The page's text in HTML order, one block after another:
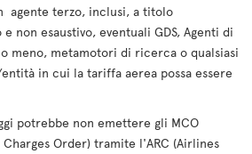
agente terzo, inclusi, a titolo
non esaustivo, eventuali GDS, Agenti di
meno, metamotori di ricerca o qualsiasi
in cui la tariffa aerea possa essere
potrebbe non emettere gli MCO
Charges Order) tramite l'ARC (Airlines